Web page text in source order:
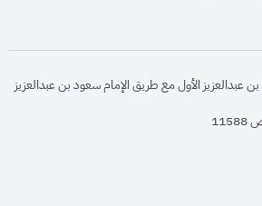
عبدالعزيز الأول مع طريق الإمام سعود بن عبدالعزيز